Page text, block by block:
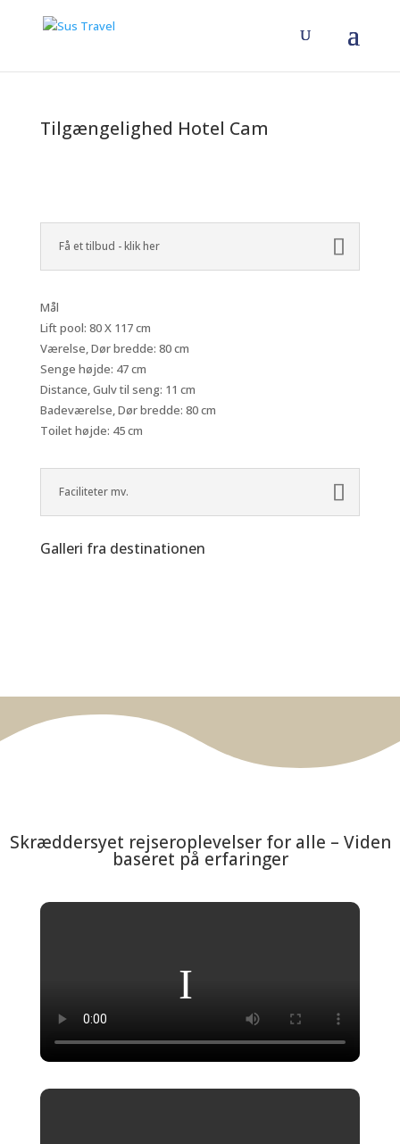
Tilgængelighed Hotel Cam
Få et tilbud - klik her
Mål
Lift pool: 80 X 117 cm
Værelse, Dør bredde: 80 cm
Senge højde: 47 cm
Distance, Gulv til seng: 11 cm
Badeværelse, Dør bredde: 80 cm
Toilet højde: 45 cm
Faciliteter mv.
Galleri fra destinationen
Skræddersyet rejseroplevelser for alle – Viden
baseret på erfaringer